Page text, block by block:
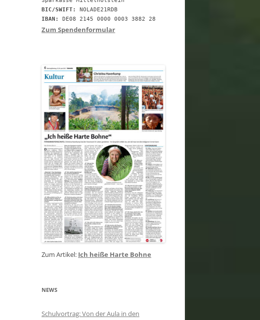
BIC/SWIFT:
IBAN:
DE08 2145 0000 0003 3882 28
Zum Spendenformular
Zum Artikel: Ich heiße Harte Bohne
NEWS
Schulvortrag: Von der Aula in den